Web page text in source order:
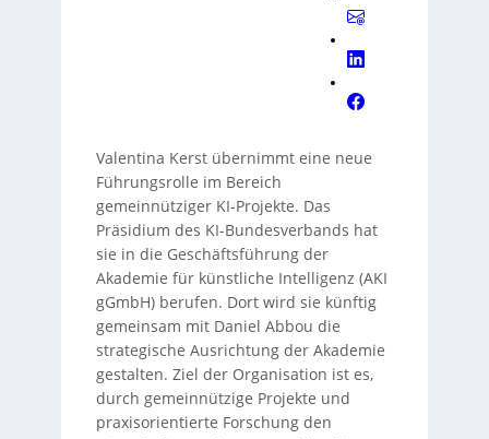
Valentina Kerst übernimmt eine neue
Führungsrolle im Bereich
gemeinnütziger KI-Projekte. Das
Präsidium des KI-Bundesverbands hat
sie in die Geschäftsführung der
Akademie für künstliche Intelligenz (AKI
gGmbH) berufen. Dort wird sie künftig
gemeinsam mit Daniel Abbou die
strategische Ausrichtung der Akademie
gestalten. Ziel der Organisation ist es,
durch gemeinnützige Projekte und
praxisorientierte Forschung den